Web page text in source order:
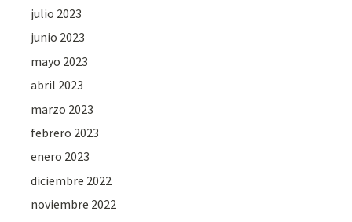
julio 2023
junio 2023
mayo 2023
abril 2023
marzo 2023
febrero 2023
enero 2023
diciembre 2022
noviembre 2022